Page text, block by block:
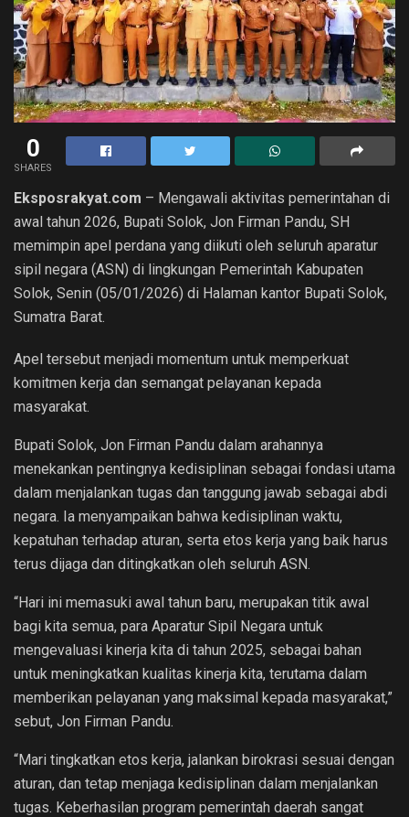
0
SHARES
Eksposrakyat.com – Mengawali aktivitas pemerintahan di
awal tahun 2026, Bupati Solok, Jon Firman Pandu, SH
memimpin apel perdana yang diikuti oleh seluruh aparatur
sipil negara (ASN) di lingkungan Pemerintah Kabupaten
Solok, Senin (05/01/2026) di Halaman kantor Bupati Solok,
Sumatra Barat.
Apel tersebut menjadi momentum untuk memperkuat
komitmen kerja dan semangat pelayanan kepada
masyarakat.
Bupati Solok, Jon Firman Pandu dalam arahannya
menekankan pentingnya kedisiplinan sebagai fondasi utama
dalam menjalankan tugas dan tanggung jawab sebagai abdi
negara. Ia menyampaikan bahwa kedisiplinan waktu,
kepatuhan terhadap aturan, serta etos kerja yang baik harus
terus dijaga dan ditingkatkan oleh seluruh ASN.
“Hari ini memasuki awal tahun baru, merupakan titik awal
bagi kita semua, para Aparatur Sipil Negara untuk
mengevaluasi kinerja kita di tahun 2025, sebagai bahan
untuk meningkatkan kualitas kinerja kita, terutama dalam
memberikan pelayanan yang maksimal kepada masyarakat,”
sebut, Jon Firman Pandu.
“Mari tingkatkan etos kerja, jalankan birokrasi sesuai dengan
aturan, dan tetap menjaga kedisiplinan dalam menjalankan
tugas. Keberhasilan program pemerintah daerah sangat